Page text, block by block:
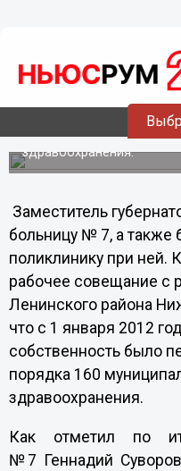
Замгубернатора
проверил
С 1 января 2012 года в
передано порядка 160
здравоохранения.
Заместитель
больницу № 7, а также
поликлинику при ней.
рабочее совещание с
Ленинского района
что с 1 января 2012
собственность было
порядка 160
здравоохранения.
Как отметил по
№7 Геннадий